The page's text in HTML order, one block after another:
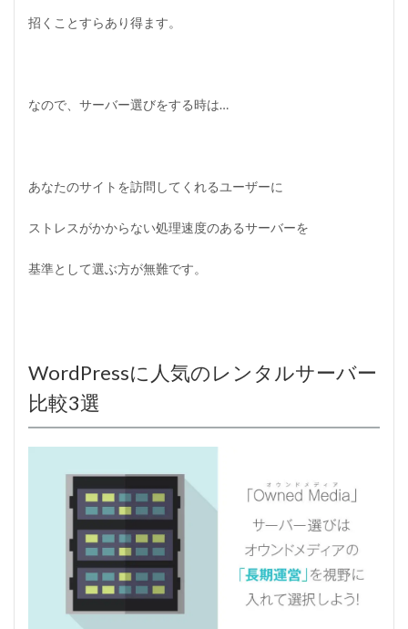
招くことすらあり得ます。
なので、サーバー選びをする時は…
あなたのサイトを訪問してくれるユーザーに
ストレスがかからない処理速度のあるサーバーを
基準として選ぶ方が無難です。
WordPressに人気のレンタルサーバー
比較3選